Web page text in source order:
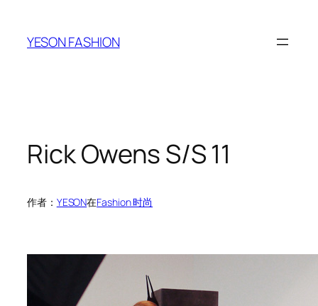
YESON FASHION
Rick Owens S/S 11
作者： YESON在Fashion 时尚